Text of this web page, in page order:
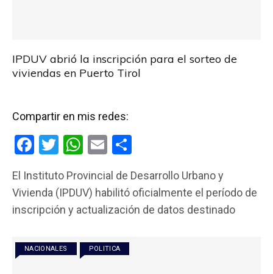
IPDUV abrió la inscripción para el sorteo de
viviendas en Puerto Tirol
Compartir en mis redes:
F
ce
b
o
o
k
T
tt
er
W
at
s
p
p
E
ail m
p
El Instituto Provincial de Desarrollo Urbano y
Vivienda (IPDUV) habilitó oficialmente el período de
inscripción y actualización de datos destinado
NACIONALES POLITICA